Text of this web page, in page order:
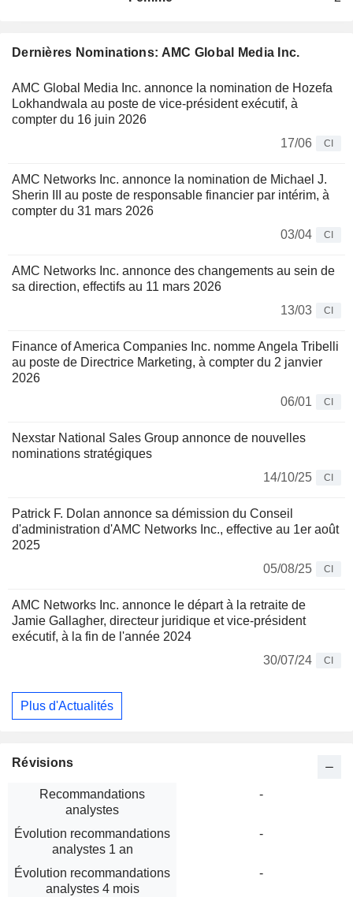
Dernières Nominations: AMC Global Media Inc.
AMC Global Media Inc. annonce la nomination de Hozefa
Lokhandwala au poste de vice-président exécutif, à
compter du 16 juin 2026
17/06
CI
AMC Networks Inc. annonce la nomination de Michael J.
Sherin III au poste de responsable financier par intérim, à
compter du 31 mars 2026
03/04
CI
AMC Networks Inc. annonce des changements au sein de
sa direction, effectifs au 11 mars 2026
13/03
CI
Finance of America Companies Inc. nomme Angela Tribelli
au poste de Directrice Marketing, à compter du 2 janvier
2026
06/01
CI
Nexstar National Sales Group annonce de nouvelles
nominations stratégiques
14/10/25
CI
Patrick F. Dolan annonce sa démission du Conseil
d'administration d'AMC Networks Inc., effective au 1er août
2025
05/08/25
CI
AMC Networks Inc. annonce le départ à la retraite de
Jamie Gallagher, directeur juridique et vice-président
exécutif, à la fin de l'année 2024
30/07/24
CI
Plus d'Actualités
Révisions
Recommandations
analystes
-
Évolution recommandations
analystes 1 an
-
Évolution recommandations
analystes 4 mois
-